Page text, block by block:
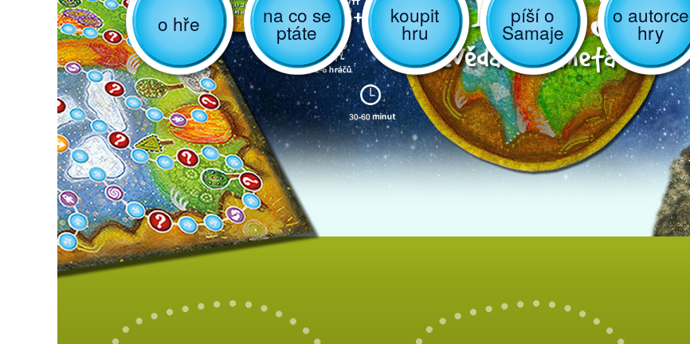
o hře na co se
ptáte
koupit
hru
píší o
Samaje
o autorce
hry